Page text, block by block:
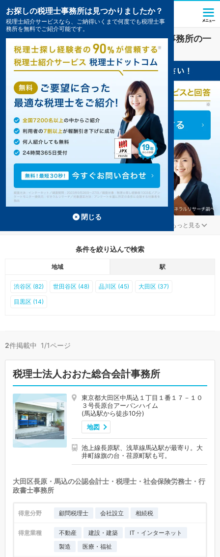
馬込駅(東京都)の顧問税理士のおすすめ事務所の一
覧2件掲載中
もっと見る
条件を絞り込んで検索
地域 駅
渋谷区 (82) 世田谷区 (48) 品川区 (45) 大田区 (37)
目黒区 (14)
2件掲載中 1/1ページ
税理士法人おおた総合会計事務所
東京都大田区中馬込１丁目１番１７－１０
３号長原台アーバンハイム
(馬込駅から徒歩10分)
地図
池上線長原駅、浅草線馬込駅が最寄り。大
井町線旗の台・荏原町駅も可。
大田区長原・馬込の公認会計士・税理士・社会保険労務士・行
政書士事務所
得意分野 顧問税理士 会社設立 相続税
得意業種 不動産 建設・建築
IT・インターネット
製造
医療・福祉
お探しの税理士事務所は見つかりましたか？
税理士紹介サービスなら、ご納得いくまで何度でも税理士事
務所を無料でご紹介可能です。
閉じる